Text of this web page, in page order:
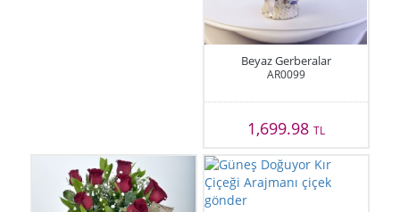
Beyaz Gerberalar
AR0099
1,699.98 TL